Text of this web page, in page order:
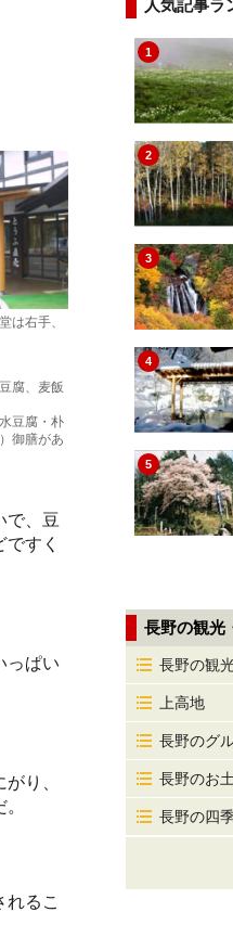
は右手、
腐、麦飯
豆腐・朴
御膳があ
で、豆
すく
っぱい
り、
るこ
人気記事ラ
1
2
3
4
5
長野の観光
長野の観
上高地
長野のグ
長野のお
長野の四